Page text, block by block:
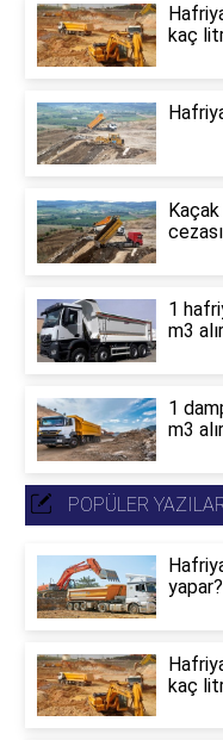
kaç
1
m3
1
m3
POPÜLER
yapar?
kaç